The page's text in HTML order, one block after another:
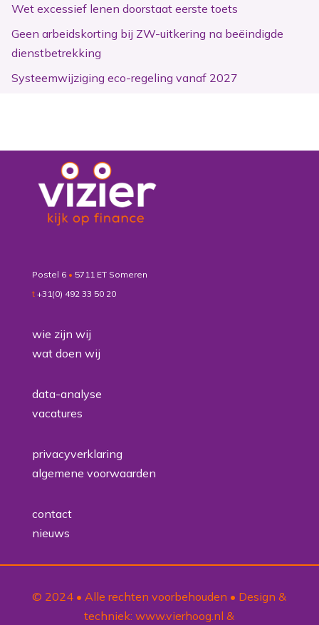
Wet excessief lenen doorstaat eerste toets
Geen arbeidskorting bij ZW-uitkering na beëindigde
dienstbetrekking
Systeemwijziging eco-regeling vanaf 2027
Postel 6 • 5711 ET Someren
t +31(0) 492 33 50 20
wie zijn wij
wat doen wij
data-analyse
vacatures
privacyverklaring
algemene voorwaarden
contact
nieuws
© 2024 • Alle rechten voorbehouden • Design &
techniek:www.vierhoog.nl &